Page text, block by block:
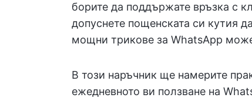
борите да поддържате връзка с
допуснете пощенската си кутия
мощни трикове за WhatsApp
В този наръчник ще намерите
ежедневното ви ползване на